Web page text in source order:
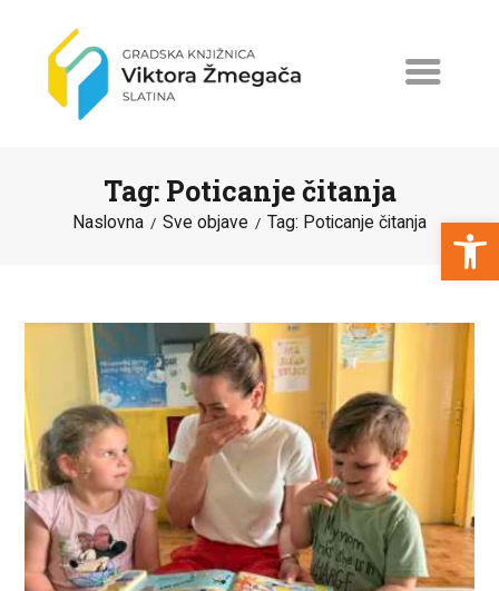
Open toolbar
Tag: Poticanje čitanja
Naslovna Sve objave Tag: Poticanje čitanja
NOVOSTI
ERASMUS+
PROGRAMI I PROJEKTI
KATALOG
O KNJIŽNICI
ZA KORISNIKE
ODJELI